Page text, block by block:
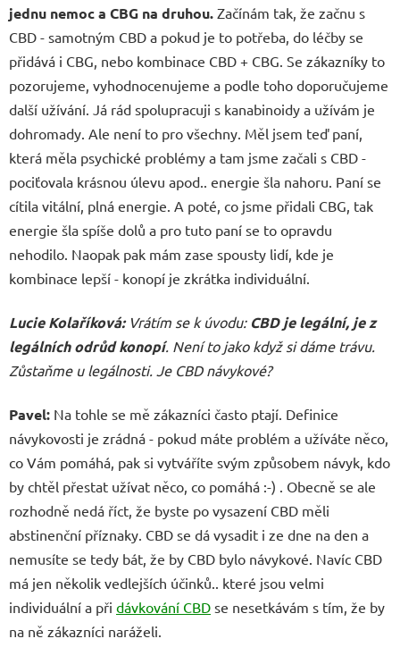
jednu nemoc a CBG na druhou. Začínám tak, že začnu s
CBD - samotným CBD a pokud je to potřeba, do léčby se
přidává i CBG, nebo kombinace CBD + CBG. Se zákazníky to
pozorujeme, vyhodnocenujeme a podle toho doporučujeme
další užívání. Já rád spolupracuji s kanabinoidy a užívám je
dohromady. Ale není to pro všechny. Měl jsem teď paní,
která měla psychické problémy a tam jsme začali s CBD -
pociťovala krásnou úlevu apod.. energie šla nahoru. Paní se
cítila vitální, plná energie. A poté, co jsme přidali CBG, tak
energie šla spíše dolů a pro tuto paní se to opravdu
nehodilo. Naopak pak mám zase spousty lidí, kde je
kombinace lepší - konopí je zkrátka individuální.
Lucie Kolaříková:Vrátím se k úvodu: CBD je legální, je z
legálních odrůd konopí. Není to jako když si dáme trávu.
Zůstaňme u legálnosti. Je CBD návykové?
Pavel: Na tohle se mě zákazníci často ptají. Definice
návykovosti je zrádná - pokud máte problém a užíváte něco,
co Vám pomáhá, pak si vytváříte svým způsobem návyk, kdo
by chtěl přestat užívat něco, co pomáhá :-) . Obecně se ale
rozhodně nedá říct, že byste po vysazení CBD měli
abstinenční příznaky. CBD se dá vysadit i ze dne na den a
nemusíte se tedy bát, že by CBD bylo návykové. Navíc CBD
má jen několik vedlejších účinků.. které jsou velmi
individuální a při dávkování CBD se nesetkávám s tím, že by
na ně zákazníci naráželi.